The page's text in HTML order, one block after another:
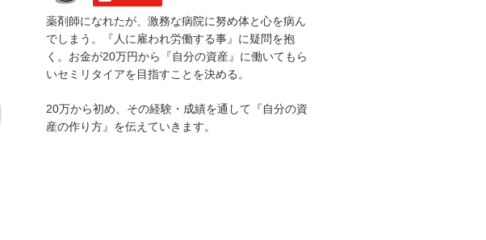
薬剤師になれたが、激務な病院に努め体と心を病ん
でしまう。『人に雇われ労働する事』に疑問を抱
く。お金が20万円から『自分の資産』に働いてもら
いセミリタイアを目指すことを決める。
20万から初め、その経験・成績を通して『自分の資
産の作り方』を伝えていきます。